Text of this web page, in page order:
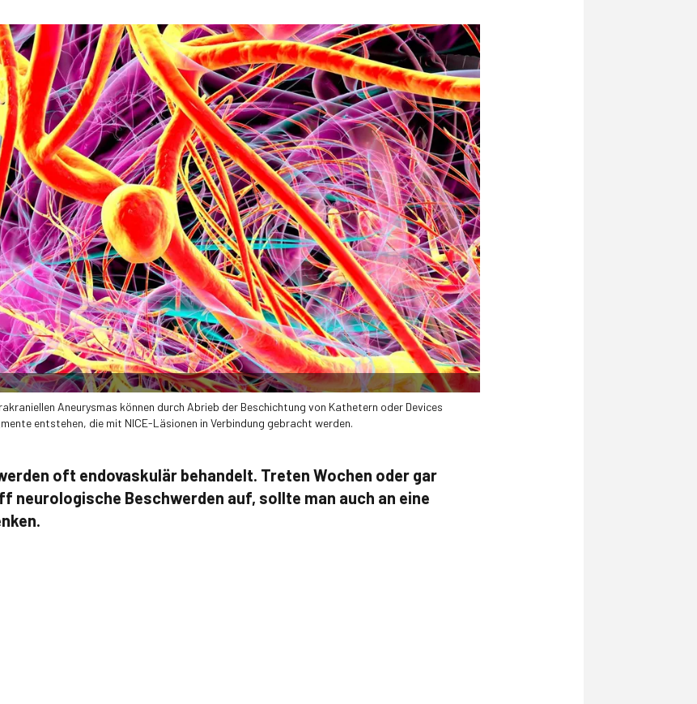
Aneurysmas können durch Abrieb der Beschichtung von Kathetern oder Devices
entstehen, die mit NICE-Läsionen in Verbindung gebracht werden.
oft endovaskulär behandelt. Treten Wochen oder gar
neurologische Beschwerden auf, sollte man auch an eine